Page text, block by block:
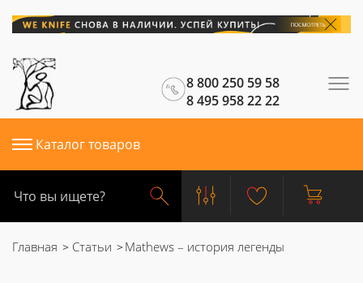
8 800 250 59 58
8 495 958 22 22
Каталог товаров
Главная Статьи Mathews – история легенды